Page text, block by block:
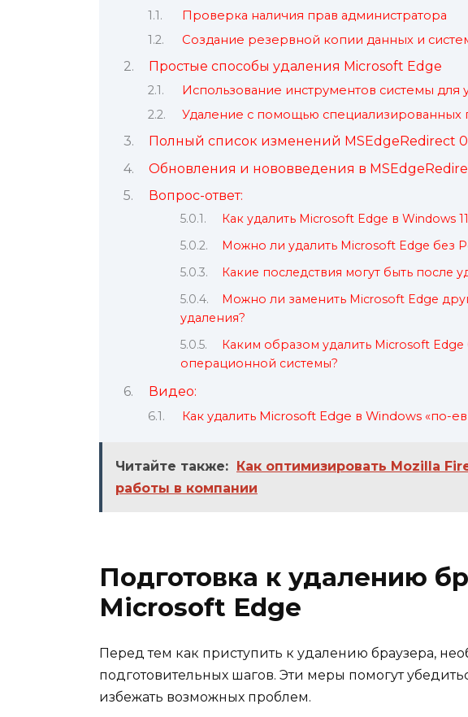
Проверка наличия прав администратора
Создание резервной копии данных и
Простые способы удаления Microsoft Edge
Использование инструментов системы для
Удаление с помощью
Полный список изменений MSEdgeRedirect
Обновления и нововведения в
Вопрос-ответ:
Как удалить Microsoft Edge в Windows
Можно ли удалить Microsoft Edge без
Какие последствия могут быть после
Можно ли заменить Microsoft Edge
удаления?
Каким образом удалить Microsoft
операционной системы?
Видео:
Как удалить Microsoft Edge в Windows «по-
Читайте также:
Как оптимизировать Mozilla
работы в компании
Подготовка к удалению
Microsoft Edge
Перед тем как приступить к удалению браузера,
подготовительных шагов. Эти меры помогут
избежать возможных проблем.